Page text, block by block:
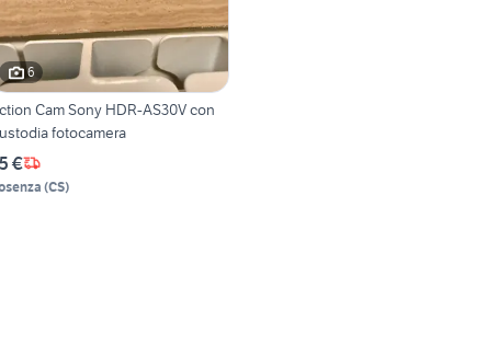
6
Cam Sony HDR-AS30V con
fotocamera
€
(CS)